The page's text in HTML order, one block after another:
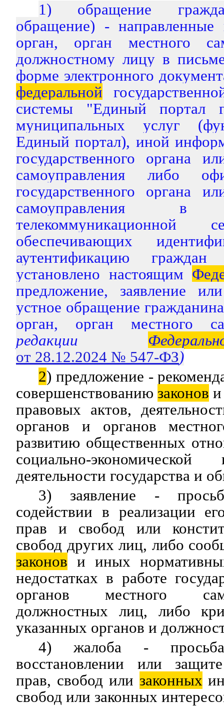
1) обращение
обращение) - направленные
орган, орган местного
должностному лицу в
форме электронного
федеральной
системы "Единый портал
муниципальных услуг
Единый портал), иной
государственного органа
самоуправления либо
государственного органа
самоуправления в
телекоммуникационной
обеспечивающих
аутентификацию
установлено настоящим
предложение, заявление
устное обращение
орган, орган местного
редакции
от 28.12.2024 № 547-ФЗ)
2) предложение -
совершенствованию законов
правовых актов,
органов и органов
развитию общественных
социально-
деятельности государства и
3) заявление -
содействии в реализации
прав и свобод или
свобод других лиц, либо
законов и иных
недостатках в работе
органов местного
должностных лиц, либо
указанных органов и
4) жалоба -
восстановлении или
прав, свобод или законных
свобод или законных